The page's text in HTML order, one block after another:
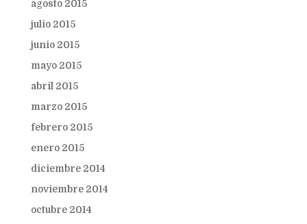
agosto 2015
julio 2015
junio 2015
mayo 2015
abril 2015
marzo 2015
febrero 2015
enero 2015
diciembre 2014
noviembre 2014
octubre 2014